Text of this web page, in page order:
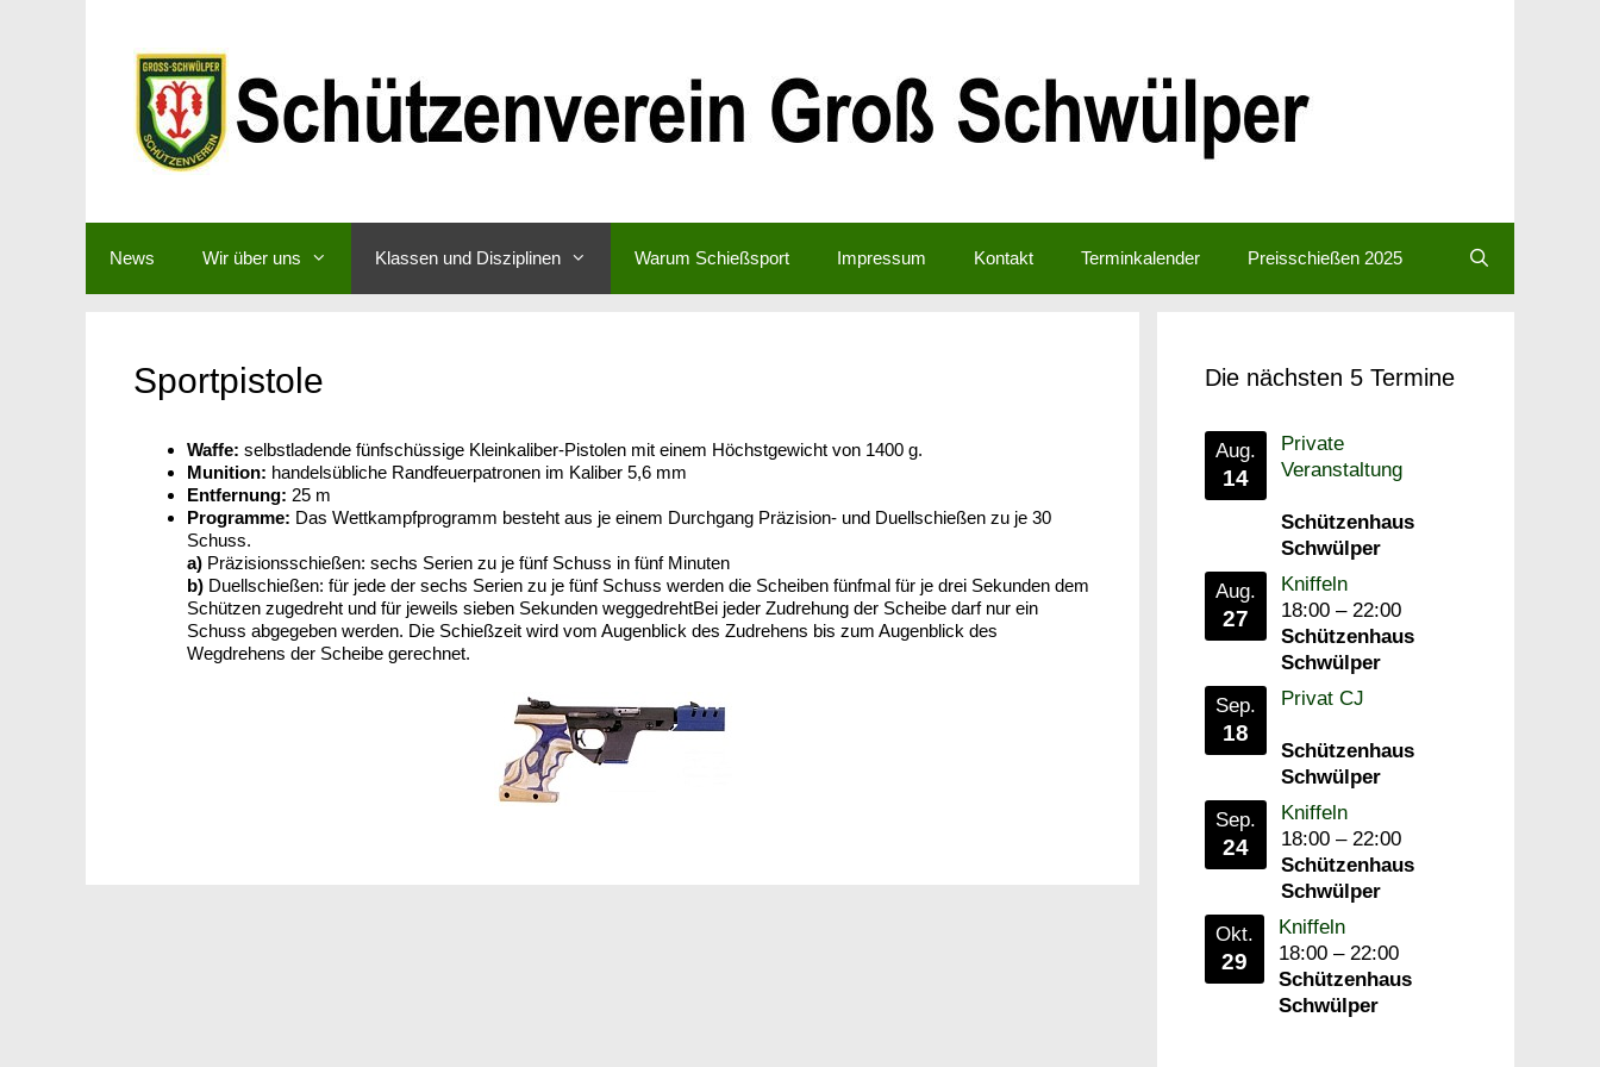
News Wir über uns Klassen und Disziplinen Warum Schießsport Impressum Kontakt Terminkalender Preisschießen 2025
Sportpistole
Waffe: selbstladende fünfschüssige Kleinkaliber-Pistolen mit einem Höchstgewicht von 1400 g.
Munition: handelsübliche Randfeuerpatronen im Kaliber 5,6 mm
Entfernung: 25 m
Programme: Das Wettkampfprogramm besteht aus je einem Durchgang Präzision- und Duellschießen zu je 30
Schuss.
a) Präzisionsschießen: sechs Serien zu je fünf Schuss in fünf Minuten
b) Duellschießen: für jede der sechs Serien zu je fünf Schuss werden die Scheiben fünfmal für je drei Sekunden dem
Schützen zugedreht und für jeweils sieben Sekunden weggedrehtBei jeder Zudrehung der Scheibe darf nur ein
Schuss abgegeben werden. Die Schießzeit wird vom Augenblick des Zudrehens bis zum Augenblick des
Wegdrehens der Scheibe gerechnet.
Die nächsten 5 Termine
Aug.
14
Private
Veranstaltung
Schützenhaus
Schwülper
Aug.
27
Kniffeln
18:00 – 22:00
Schützenhaus
Schwülper
Sep.
18
Privat CJ
Schützenhaus
Schwülper
Sep.
24
Kniffeln
18:00 – 22:00
Schützenhaus
Schwülper
Okt.
29
Kniffeln
18:00 – 22:00
Schützenhaus
Schwülper